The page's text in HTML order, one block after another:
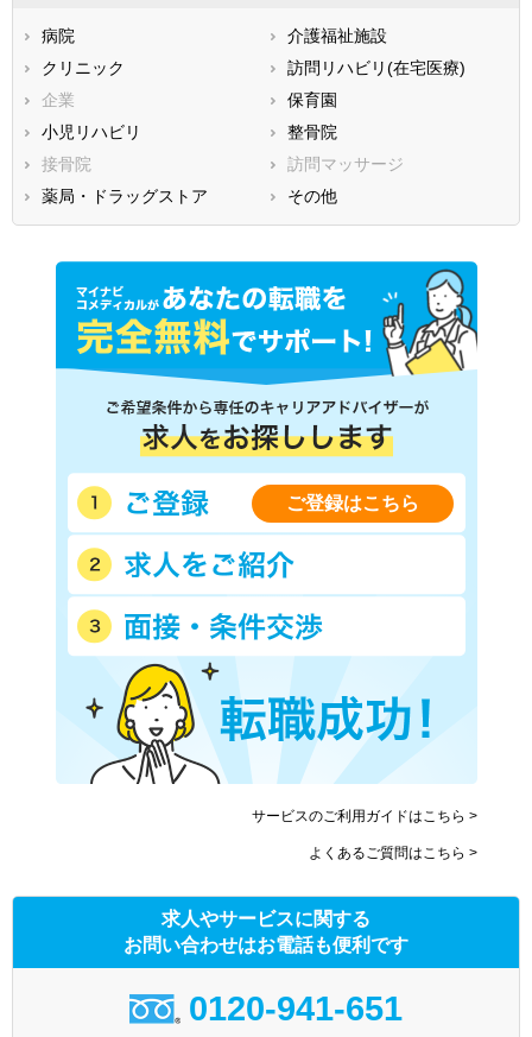
広島県
徳島県
香川県
高知県
福岡県
熊本県
鹿児島県
病院
介護福祉施設
クリニック
訪問リハビリ(在宅医療)
企業
保育園
小児リハビリ
整骨院
接骨院
訪問マッサージ
薬局・ドラッグストア
その他
ご登録はこちら
サービスのご利用ガイドはこちら >
よくあるご質問はこちら >
求人やサービスに関する
お問い合わせはお電話も便利です
0120-941-651